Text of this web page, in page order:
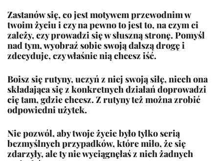
Zastanów się, co jest motywem przewodnim w
twoim życiu i czy na pewno to jest to, na czym ci
zależy, czy prowadzi się w słuszną stronę. Pomyśl
nad tym, wyobraź sobie swoją dalszą drogę i
zdecyduje, czy właśnie nią chcesz iść.
Boisz się rutyny, uczyń z niej swoją siłę, niech ona
składająca się z konkretnych działań doprowadzi
cię tam, gdzie chcesz. Z rutyny też można zrobić
odpowiedni użytek.
Nie pozwól, aby twoje życie było tylko serią
bezmyślnych przypadków, które miło, że się
zdarzyły, ale ty nie wyciągnęłaś z nich żadnych